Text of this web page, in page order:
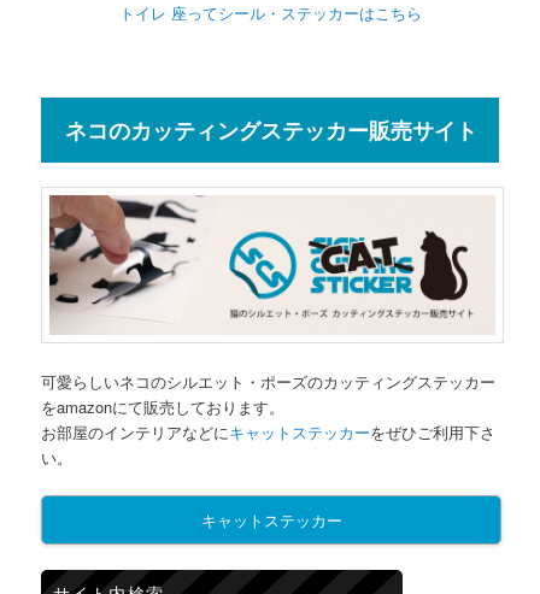
トイレ 座ってシール・ステッカーはこちら
ネコのカッティングステッカー販売サイト
可愛らしいネコのシルエット・ポーズのカッティングステッカー
をamazonにて販売しております。
お部屋のインテリアなどにキャットステッカーをぜひご利用下さ
い。
キャットステッカー